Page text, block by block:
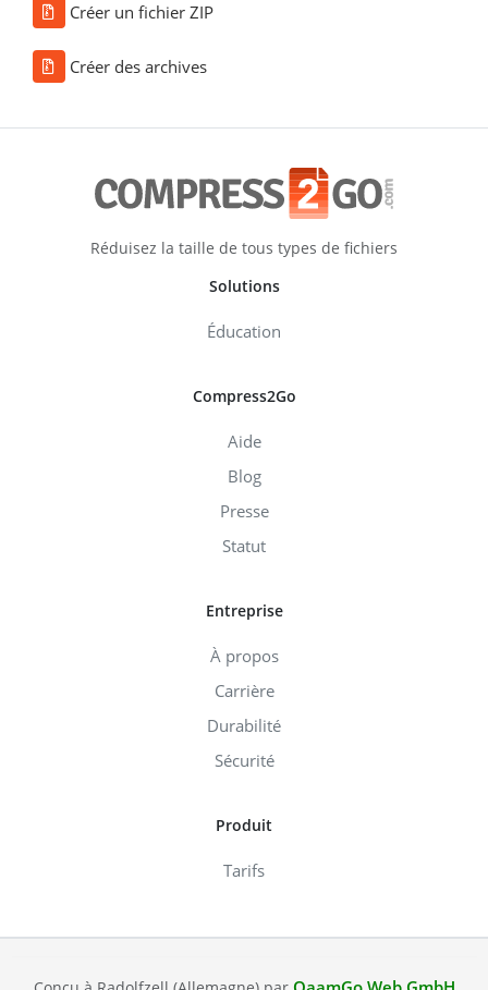
Créer un fichier ZIP
Créer des archives
Réduisez la taille de tous types de fichiers
Solutions
Éducation
Compress2Go
Aide
Blog
Presse
Statut
Entreprise
À propos
Carrière
Durabilité
Sécurité
Produit
Tarifs